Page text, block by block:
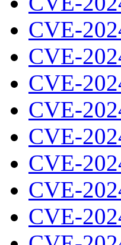
CVE-
CVE-
CVE-
CVE-
CVE-
CVE-
CVE-
CVE-